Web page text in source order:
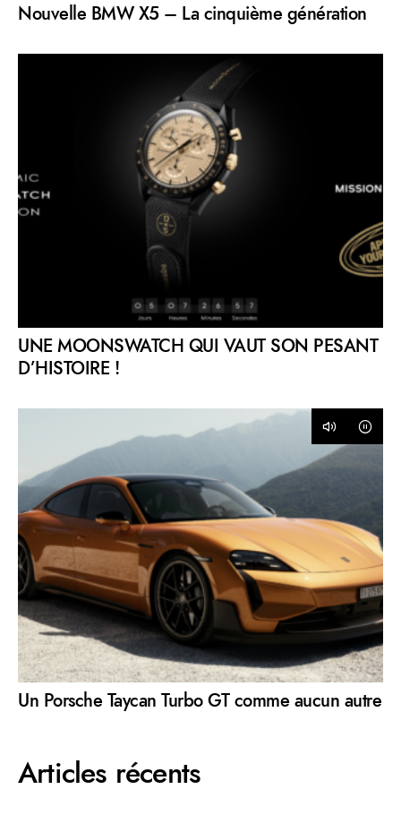
Nouvelle BMW X5 – La cinquième génération
UNE MOONSWATCH QUI VAUT SON PESANT
D’HISTOIRE !
Un Porsche Taycan Turbo GT comme aucun autre
Articles récents